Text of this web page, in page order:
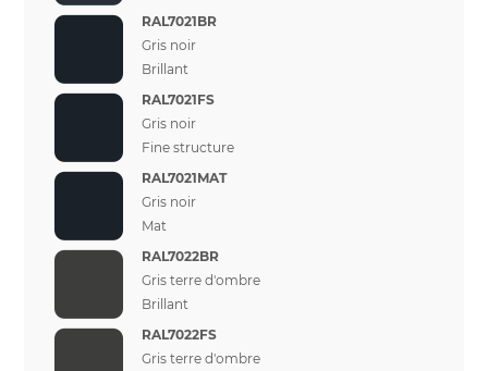
RAL7021BR
Gris noir
Brillant
RAL7021FS
Gris noir
Fine structure
RAL7021MAT
Gris noir
Mat
RAL7022BR
Gris terre d'ombre
Brillant
RAL7022FS
Gris terre d'ombre